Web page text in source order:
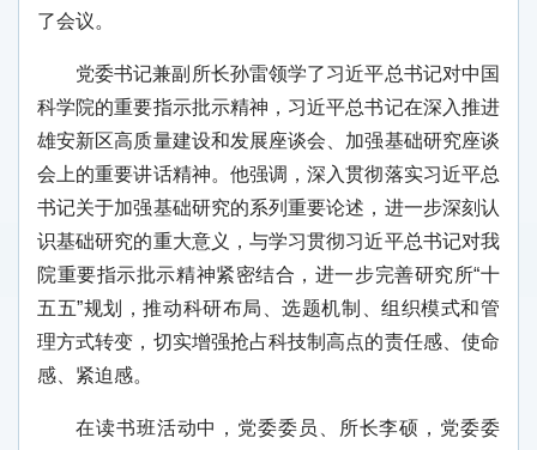
了会议。
党委书记兼副所长孙雷领学了习近平总书记对中国
科学院的重要指示批示精神，习近平总书记在深入推进
雄安新区高质量建设和发展座谈会、加强基础研究座谈
会上的重要讲话精神。他强调，深入贯彻落实习近平总
书记关于加强基础研究的系列重要论述，进一步深刻认
识基础研究的重大意义，与学习贯彻习近平总书记对我
院重要指示批示精神紧密结合，进一步完善研究所“十
五五”规划，推动科研布局、选题机制、组织模式和管
理方式转变，切实增强抢占科技制高点的责任感、使命
感、紧迫感。
在读书班活动中，党委委员、所长李硕，党委委